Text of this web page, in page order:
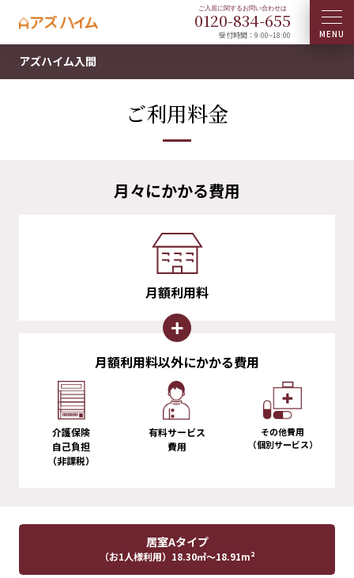
0120-834-655
受付時間：9:00~18:00
アズハイム入間
ご利用料金
月々にかかる費用
月額利用料
月額利用料以外にかかる費用
介護保険
自己負担
（非課税）
有料サービス
費用
その他費用
（個別サービス）
居室Aタイプ
（お1人様利用） 18.30㎡～18.91m²